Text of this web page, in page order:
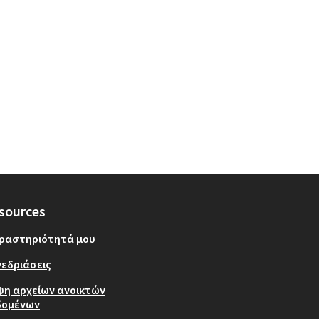
μου
αρχείων ανοικτών